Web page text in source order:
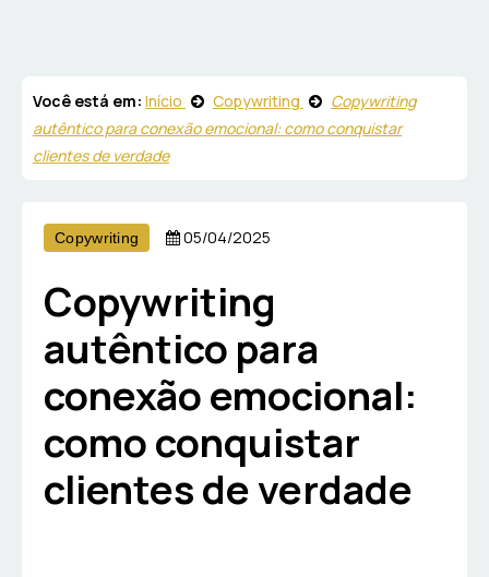
Você está em: Início Copywriting
Copywriting
autêntico para conexão emocional: como conquistar
clientes de verdade
Copywriting 05/04/2025
Copywriting
autêntico para
conexão emocional:
como conquistar
clientes de verdade